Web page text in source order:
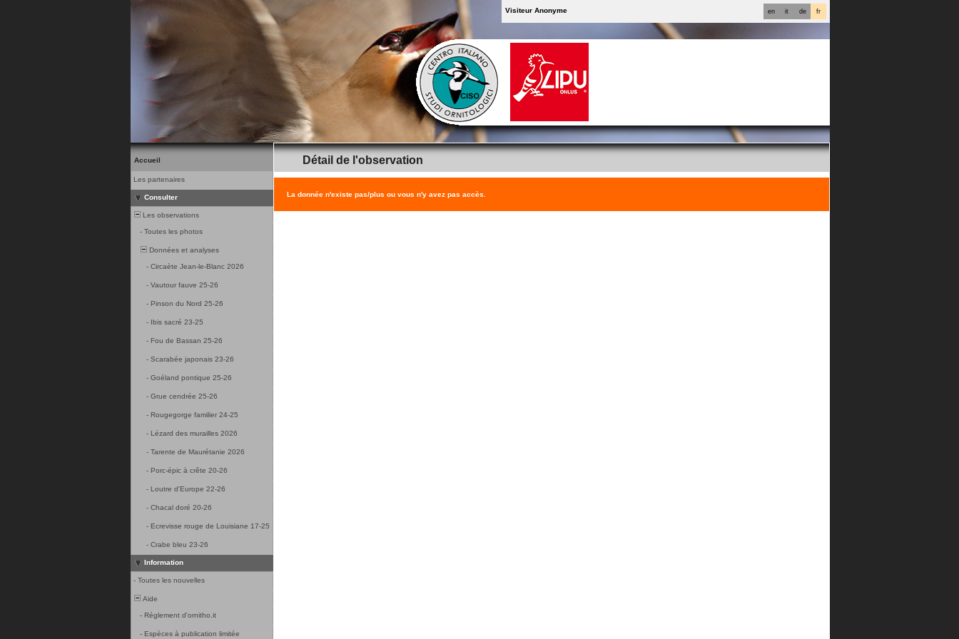
fr
de
it
en
Visiteur Anonyme
Accueil
Les partenaires
Consulter
Les observations
- Toutes les photos
Données et analyses
- Circaète Jean-le-Blanc 2026
- Vautour fauve 25-26
- Pinson du Nord 25-26
- Ibis sacré 23-25
- Fou de Bassan 25-26
- Scarabée japonais 23-26
- Goéland pontique 25-26
- Grue cendrée 25-26
- Rougegorge familier 24-25
- Lézard des murailles 2026
- Tarente de Maurétanie 2026
- Porc-épic à crête 20-26
- Loutre d'Europe 22-26
- Chacal doré 20-26
- Ecrevisse rouge de Louisiane 17-25
- Crabe bleu 23-26
Information
- Toutes les nouvelles
Aide
- Réglement d'ornitho.it
- Espèces à publication limitée
Détail de l'observation
La donnée n'existe pas/plus ou vous n'y avez pas accès.